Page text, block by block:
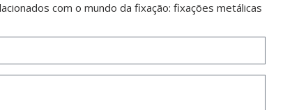
com o mundo da fixação: fixações metálicas